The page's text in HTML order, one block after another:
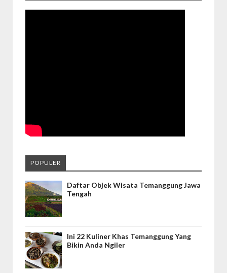
POPULER
Daftar Objek Wisata Temanggung Jawa
Tengah
Ini 22 Kuliner Khas Temanggung Yang
Bikin Anda Ngiler